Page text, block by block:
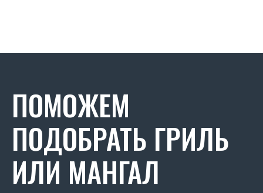
ПОМОЖЕМ
ПОДОБРАТЬ ГРИЛЬ
ИЛИ МАНГАЛ